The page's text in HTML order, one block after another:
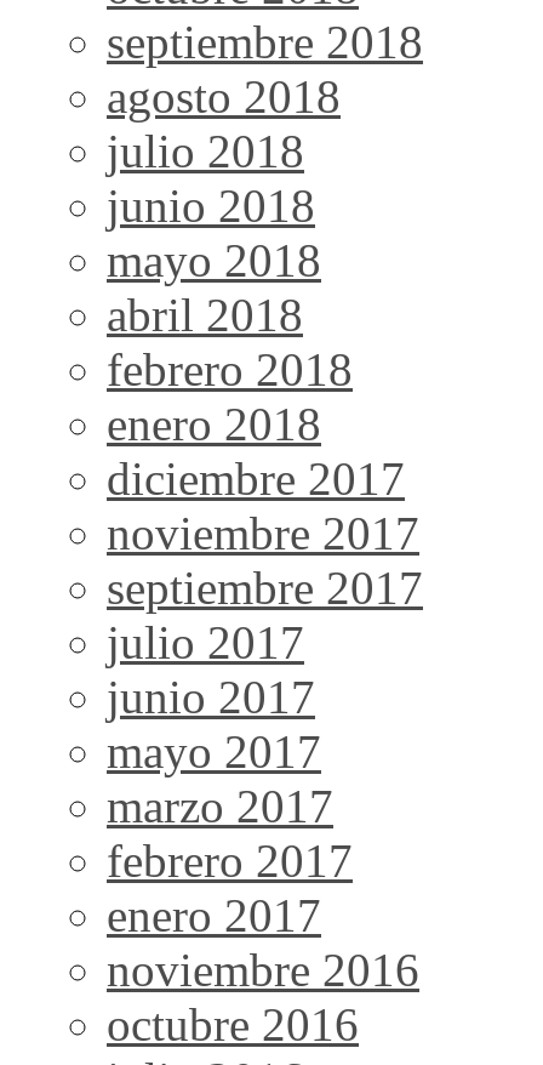
septiembre 2018
agosto 2018
julio 2018
junio 2018
mayo 2018
abril 2018
febrero 2018
enero 2018
diciembre 2017
noviembre 2017
septiembre 2017
julio 2017
junio 2017
mayo 2017
marzo 2017
febrero 2017
enero 2017
noviembre 2016
octubre 2016